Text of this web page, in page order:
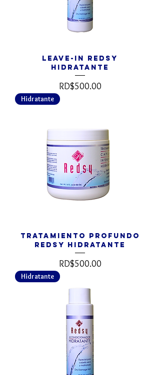
Leave-In REDSY
Hidratante
Precio
RD$500.00
Hidratante
Tratamiento Profundo
REDSY Hidratante
Precio
RD$500.00
Hidratante